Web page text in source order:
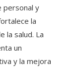
personal y
la
la salud. La
un
y la mejora